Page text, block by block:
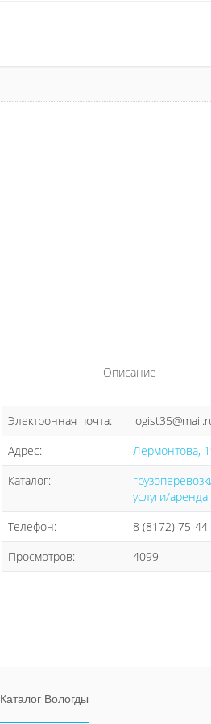
Описание
Электронная почта:
Адрес:
Лермонтова,
Каталог:
услуги/
Телефон:
8 (8172) 75-
Просмотров:
4099
Каталог Вологды